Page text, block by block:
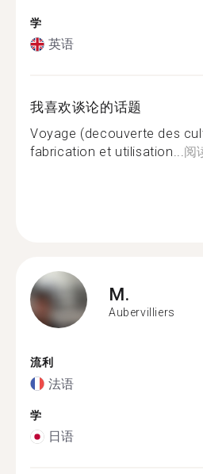
学
英语
我喜欢谈论的话题
Voyage (decouverte des
fabrication et utilisation...阅
M.
Aubervilliers
流利
法语
学
日语